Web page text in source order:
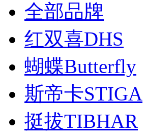
全部品牌
红双喜DHS
蝴蝶Butterfly
斯帝卡STIGA
挺拔TIBHAR